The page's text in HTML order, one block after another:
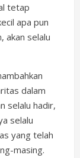
tetap
apa pun
akan selalu
dalam
selalu hadir,
selalu
yang telah
masing.